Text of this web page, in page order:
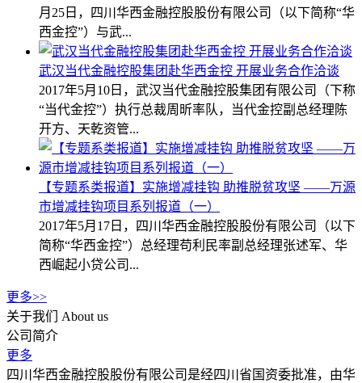
月25日，四川华西金融控股股份有限公司（以下简称“华
西金控”）与武...
武汉当代金融控股集团赴华西金控 开展业务合作洽谈
2017年5月10日，武汉当代金融控股集团有限公司（下称
“当代金控”）执行总裁周昕率队，当代金控副总经理陈
开方、天乾资管...
【专题系类报道】实施增减挂钩 助推脱贫攻坚 ——万源
市增减挂钩项目系列报道（一）
2017年5月17日，四川华西金融控股股份有限公司（以下
简称“华西金控”）总经理苟利民率副总经理张述军、华
西崛起小贷公司...
更多>>
关于我们
About us
公司简介
更多
四川华西金融控股股份有限公司是经四川省国资委批准，由华